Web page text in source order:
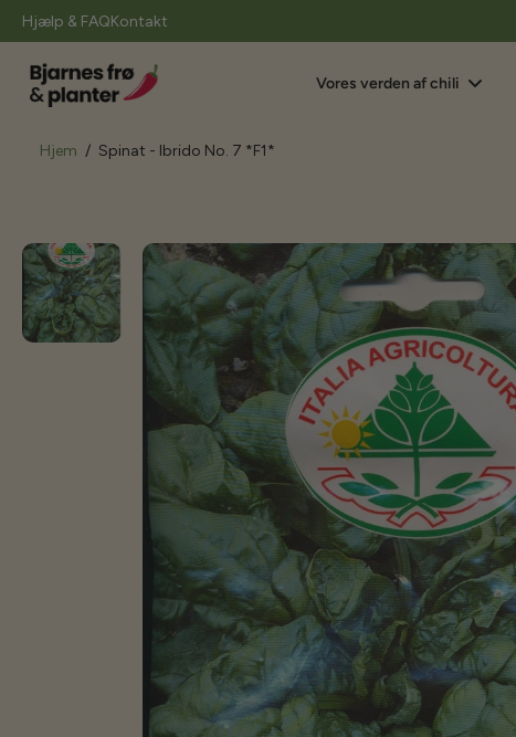
Hjælp & FAQKontakt
Vores verden af chili
Hjem / Spinat - Ibrido No. 7 *F1*
Gå
til
produktoplysninger